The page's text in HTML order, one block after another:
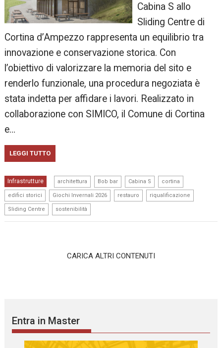
Cabina S allo
Sliding Centre di
Cortina d’Ampezzo rappresenta un equilibrio tra
innovazione e conservazione storica. Con
l’obiettivo di valorizzare la memoria del sito e
renderlo funzionale, una procedura negoziata è
stata indetta per affidare i lavori. Realizzato in
collaborazione con SIMICO, il Comune di Cortina
e…
LEGGI TUTTO
Infrastrutture architettura Bob bar Cabina S cortina
edifici storici Giochi Invernali 2026 restauro riqualificazione
Sliding Centre sostenibilità
CARICA ALTRI CONTENUTI
Entra in Master